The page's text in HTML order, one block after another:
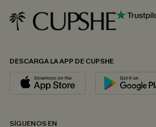
DESCARGA LA APP DE CUPSHE
SÍGUENOS EN